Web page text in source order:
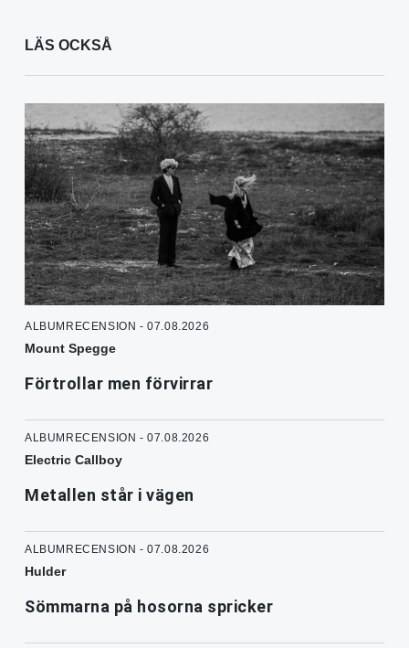
LÄS OCKSÅ
ALBUMRECENSION - 07.08.2026
Mount Spegge
Förtrollar men förvirrar
ALBUMRECENSION - 07.08.2026
Electric Callboy
Metallen står i vägen
ALBUMRECENSION - 07.08.2026
Hulder
Sömmarna på hosorna spricker